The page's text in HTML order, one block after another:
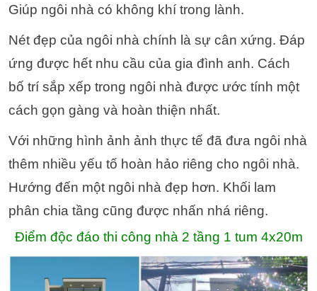
Giúp ngôi nhà có không khí trong lành.
Nét đẹp của ngôi nhà chính là sự cân xứng. Đáp
ứng được hết nhu cầu của gia đình anh. Cách
bố trí sắp xếp trong ngôi nhà được ước tính một
cách gọn gàng và hoàn thiện nhất.
Với những hình ảnh ảnh thực tế đã đưa ngôi nhà
thêm nhiều yếu tố hoàn hảo riêng cho ngôi nhà.
Hướng đến một ngôi nhà đẹp hơn. Khối lam
phân chia tầng cũng được nhấn nhá riêng.
Điểm độc đáo thi công nhà 2 tầng 1 tum 4x20m